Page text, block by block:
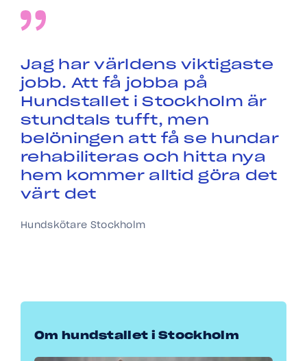
Jag har världens viktigaste
jobb. Att få jobba på
Hundstallet i Stockholm är
stundtals tufft, men
belöningen att få se hundar
rehabiliteras och hitta nya
hem kommer alltid göra det
värt det
Hundskötare Stockholm
Om hundstallet i Stockholm